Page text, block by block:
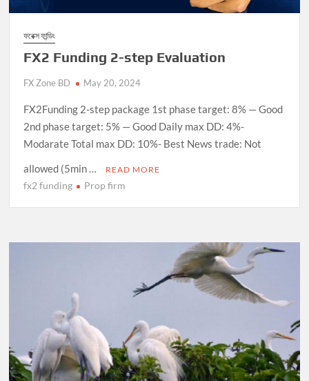
ফরেক্স ফান্ডিং
FX2 Funding 2-step Evaluation
FX Zone BD May 20, 2024
FX2Funding 2-step package 1st phase target: 8% — Good
2nd phase target: 5% — Good Daily max DD: 4%-
Modarate Total max DD: 10%- Best News trade: Not
allowed (5min …
READ MORE
fx2 funding Prop firm